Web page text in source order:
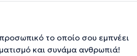
το οποίο σου εμπνέει
και συνάμα ανθρωπιά!